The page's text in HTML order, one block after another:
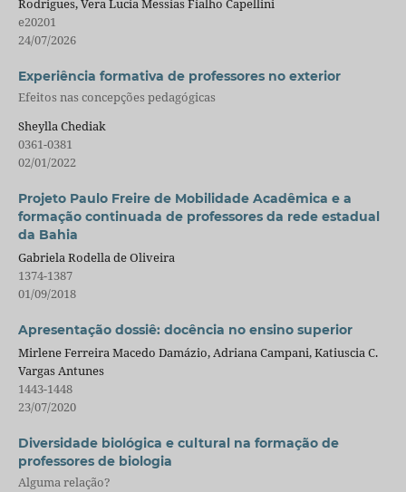
Rodrigues, Vera Lucia Messias Fialho Capellini
e20201
24/07/2026
Experiência formativa de professores no exterior
Efeitos nas concepções pedagógicas
Sheylla Chediak
0361-0381
02/01/2022
Projeto Paulo Freire de Mobilidade Acadêmica e a
formação continuada de professores da rede estadual
da Bahia
Gabriela Rodella de Oliveira
1374-1387
01/09/2018
Apresentação dossiê: docência no ensino superior
Mirlene Ferreira Macedo Damázio, Adriana Campani, Katiuscia C.
Vargas Antunes
1443-1448
23/07/2020
Diversidade biológica e cultural na formação de
professores de biologia
Alguma relação?